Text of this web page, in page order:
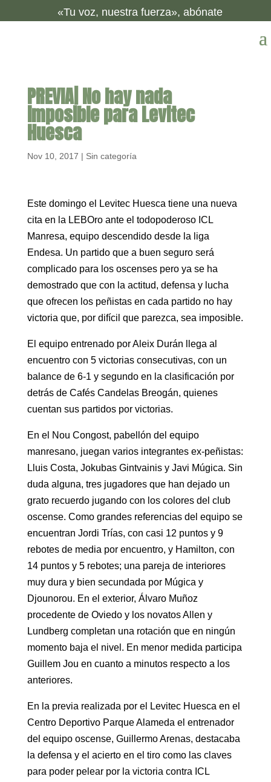
«Tu voz, nuestra fuerza», abónate
PREVIA| No hay nada
imposible para Levitec
Huesca
Nov 10, 2017 | Sin categoría
Este domingo el Levitec Huesca tiene una nueva
cita en la LEBOro ante el todopoderoso ICL
Manresa, equipo descendido desde la liga
Endesa. Un partido que a buen seguro será
complicado para los oscenses pero ya se ha
demostrado que con la actitud, defensa y lucha
que ofrecen los peñistas en cada partido no hay
victoria que, por difícil que parezca, sea imposible.
El equipo entrenado por Aleix Durán llega al
encuentro con 5 victorias consecutivas, con un
balance de 6-1 y segundo en la clasificación por
detrás de Cafés Candelas Breogán, quienes
cuentan sus partidos por victorias.
En el Nou Congost, pabellón del equipo
manresano, juegan varios integrantes ex-peñistas:
Lluis Costa, Jokubas Gintvainis y Javi Múgica. Sin
duda alguna, tres jugadores que han dejado un
grato recuerdo jugando con los colores del club
oscense. Como grandes referencias del equipo se
encuentran Jordi Trías, con casi 12 puntos y 9
rebotes de media por encuentro, y Hamilton, con
14 puntos y 5 rebotes; una pareja de interiores
muy dura y bien secundada por Múgica y
Djounorou. En el exterior, Álvaro Muñoz
procedente de Oviedo y los novatos Allen y
Lundberg completan una rotación que en ningún
momento baja el nivel. En menor medida participa
Guillem Jou en cuanto a minutos respecto a los
anteriores.
En la previa realizada por el Levitec Huesca en el
Centro Deportivo Parque Alameda el entrenador
del equipo oscense, Guillermo Arenas, destacaba
la defensa y el acierto en el tiro como las claves
para poder pelear por la victoria contra ICL